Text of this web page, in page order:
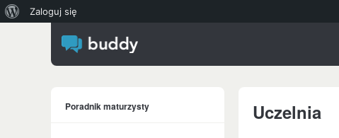
Uczelnia
Poradnik maturzysty
WordPressie
Zaloguj się